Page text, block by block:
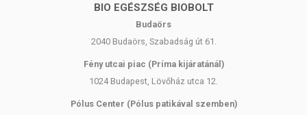
BIO EGÉSZSÉG BIOBOLT
Budaörs
2040 Budaörs, Szabadság út 61.
Fény utcai piac (Príma kijáratánál)
1024 Budapest, Lövőház utca 12.
Pólus Center (Pólus patikával szemben)